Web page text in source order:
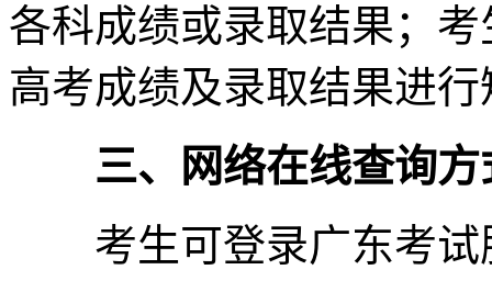
各科成绩或录取结果；
高考成绩及录取结果进
三、网络在线查询方
考生可登录广东考试